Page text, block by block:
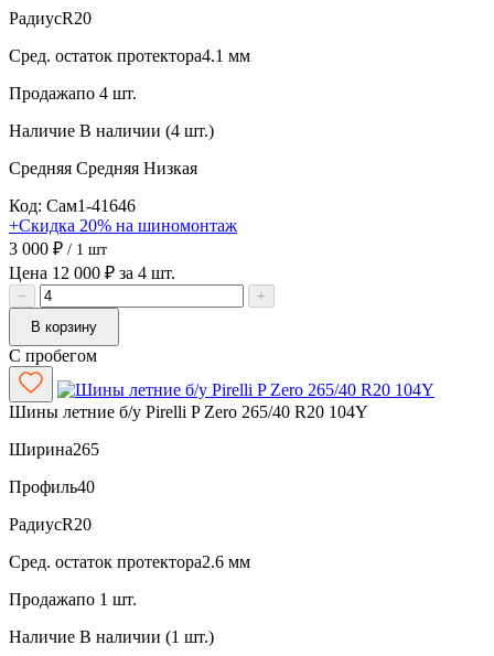
РадиусR20
Сред. остаток протектора4.1 мм
Продажапо 4 шт.
Наличие В наличии (4 шт.)
Средняя Средняя Низкая
Код: Сам1-41646
+Скидка 20% на шиномонтаж
3 000 ₽ / 1 шт
Цена 12 000 ₽ за 4 шт.
−
+
В корзину
С пробегом
Шины летние б/у Pirelli P Zero 265/40 R20 104Y
Ширина265
Профиль40
РадиусR20
Сред. остаток протектора2.6 мм
Продажапо 1 шт.
Наличие В наличии (1 шт.)